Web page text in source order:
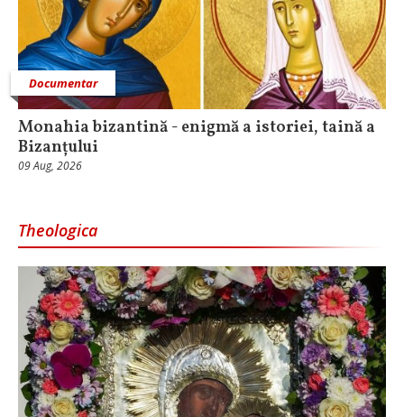
Documentar
Monahia bizantină - enigmă a istoriei, taină a
Bizanțului
09 Aug, 2026
Theologica